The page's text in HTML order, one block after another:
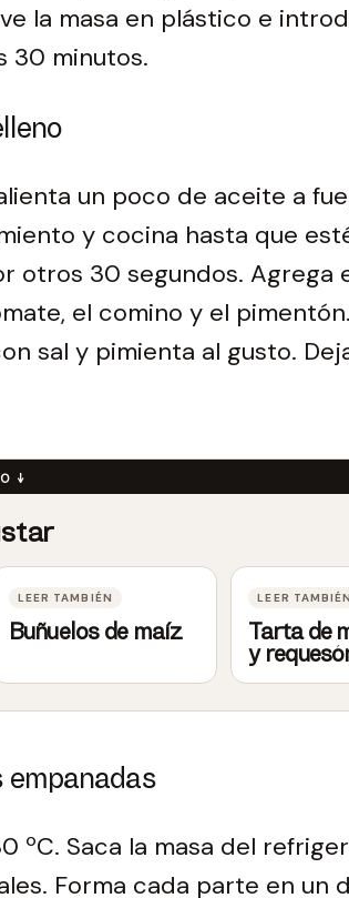
la masa en plástico e
30 minutos.
un poco de aceite a
y cocina hasta que
otros 30 segundos. Agrega
el comino y el
sal y pimienta al gusto.
Buñuelos de maíz
Tarta de
y
empanadas
ºC. Saca la masa del
Forma cada parte en un